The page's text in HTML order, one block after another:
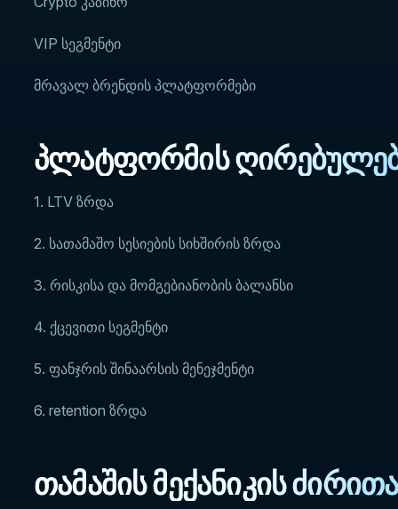
VIP სეგმენტი
მრავალ ბრენდის პლატფორმები
პლატფორმის
1. LTV ზრდა
2. სათამაშო სესიების სიხშირის ზრდა
3. რისკისა და მომგებიანობის ბალანსი
4. ქცევითი სეგმენტი
5. ფანჯრის შინაარსის მენეჯმენტი
6. retention ზრდა
თამაშის მექანიკის